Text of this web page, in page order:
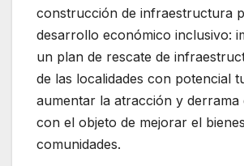
construcción de infraestructura
desarrollo económico inclusivo:
un plan de rescate de
de las localidades con potencial
aumentar la atracción y derrama
con el objeto de mejorar el
comunidades.